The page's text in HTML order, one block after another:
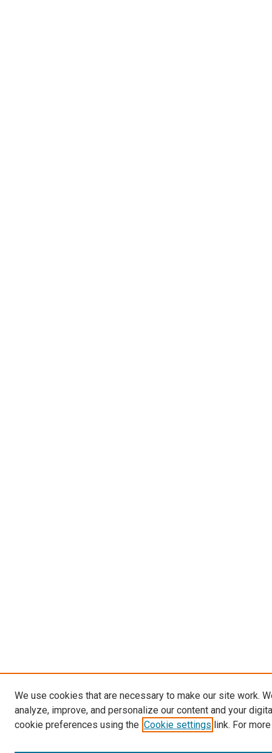
We use cookies that are necessary to make our site work.
analyze, improve, and personalize our content and your
cookie preferences using the Cookie settings link. For